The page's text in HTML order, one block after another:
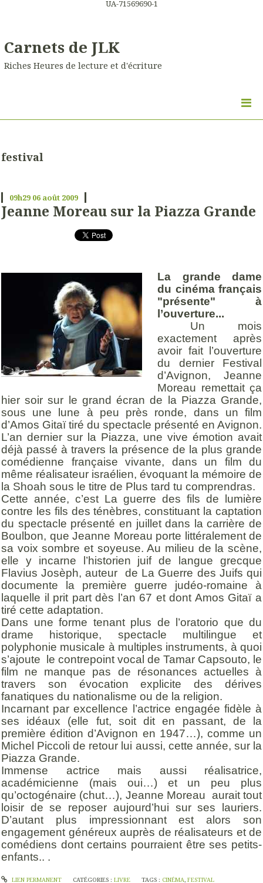
UA-71569690-1
Carnets de JLK
Riches Heures de lecture et d'écriture
festival
09h29 06 août 2009
Jeanne Moreau sur la Piazza Grande
La grande dame
du cinéma français
"présente" à
l’ouverture...
Un mois
exactement après
avoir fait l’ouverture
du dernier Festival
d’Avignon, Jeanne
Moreau remettait ça
hier soir sur le grand écran de la Piazza Grande,
sous une lune à peu près ronde, dans un film
d’Amos Gitaï tiré du spectacle présenté en Avignon.
L’an dernier sur la Piazza, une vive émotion avait
déjà passé à travers la présence de la plus grande
comédienne française vivante, dans un film du
même réalisateur israélien, évoquant la mémoire de
la Shoah sous le titre de Plus tard tu comprendras.
Cette année, c’est La guerre des fils de lumière
contre les fils des ténèbres, constituant la captation
du spectacle présenté en juillet dans la carrière de
Boulbon, que Jeanne Moreau porte littéralement de
sa voix sombre et soyeuse. Au milieu de la scène,
elle y incarne l’historien juif de langue grecque
Flavius Josèph, auteur
de La Guerre des Juifs qui
documente la première guerre judéo-romaine à
laquelle il prit part dès l’an 67 et dont Amos Gitaï a
tiré cette adaptation.
Dans une forme tenant plus de l’oratorio que du
drame historique, spectacle multilingue et
polyphonie musicale à multiples instruments, à quoi
s’ajoute
le contrepoint vocal de Tamar Capsouto, le
film ne manque pas de résonances actuelles à
travers son évocation explicite des dérives
fanatiques du nationalisme ou de la religion.
Incarnant par excellence l’actrice engagée fidèle à
ses idéaux (elle fut, soit dit en passant, de la
première édition d’Avignon en 1947…), comme un
Michel Piccoli de retour lui aussi, cette année, sur la
Piazza Grande.
Immense actrice mais aussi réalisatrice,
académicienne (mais oui…) et un peu plus
qu’octogénaire (chut…), Jeanne Moreau aurait tout
loisir de se reposer aujourd’hui sur ses lauriers.
D’autant plus impressionnant est alors son
engagement généreux auprès de réalisateurs et de
comédiens dont certains pourraient être ses petits-
enfants.. .
LIEN PERMANENT CATÉGORIES : LIVRE TAGS : CINÉMA,FESTIVAL